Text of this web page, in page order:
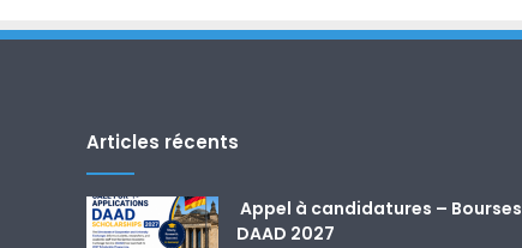
Articles récents
Appel à candidatures – Bourses
DAAD 2027